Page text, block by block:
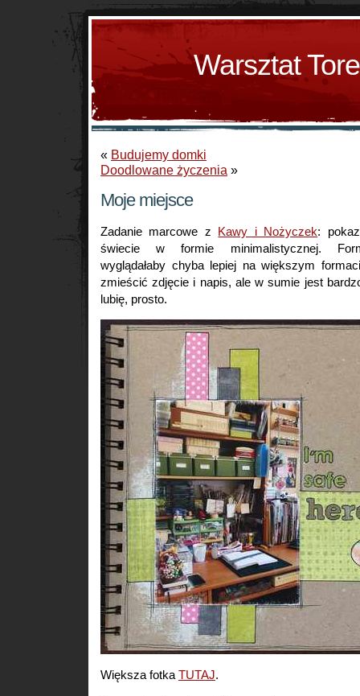
Warsztat
« Budujemy domki
Doodlowane życzenia »
Moje miejsce
Zadanie marcowe z Kawy i Nożyczek:
świecie w formie minimalistycznej.
wyglądałaby chyba lepiej na większym
zmieścić zdjęcie i napis, ale w sumie jest
lubię, prosto.
Większa fotka TUTAJ.